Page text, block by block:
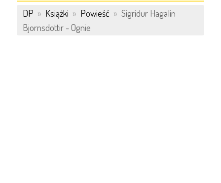
DP » Książki » Powieść » Sigridur Hagalin
Bjornsdottir - Ognie